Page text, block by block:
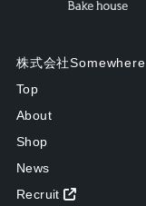
株式会社Somewhere
Top
About
Shop
News
Recruit